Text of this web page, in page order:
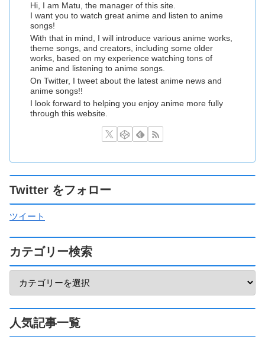
Hi, I am Matu, the manager of this site.
I want you to watch great anime and listen to anime
songs!
With that in mind, I will introduce various anime works,
theme songs, and creators, including some older
works, based on my experience watching tons of
anime and listening to anime songs.
On Twitter, I tweet about the latest anime news and
anime songs!!
I look forward to helping you enjoy anime more fully
through this website.
Twitter をフォロー
ツイート
カテゴリー検索
人気記事一覧